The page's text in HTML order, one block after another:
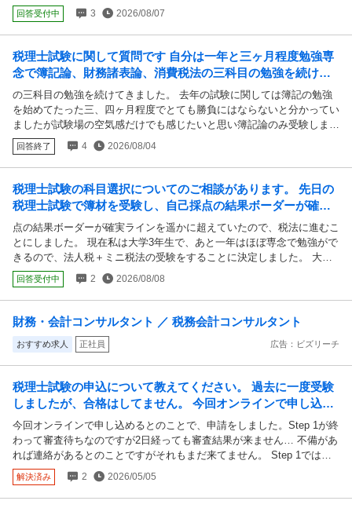
学、創発科学研究科、 院免にお詳しい方に、 教えていただきたいので
すが、 私は学部生時代は社会学部に所属しており、 税法に関する知識
は本当に皆無です。 しかし、上記の大学院の入試内容には、 税法に関
する筆記試験や口頭試問などが、 科されるそうです。 大学院に入学し
てから、 税法について学習するものと思っており、 何も対策をしてお
りません。 このような私でも合格できそうな大学院は ありますでしょ
うか。 また、税法に関する入試について、 具体的にどのような内容の
ものが出題されるのでしょうか。 参考までに、 今年の税理士試験で
は、 簿記論と財務諸表論を受験させていただき、 恐らく合格はできて
いると思います。 また、関西学院大学については、 去年までその大学
の学部生をしていたため、 色々と親しみを感じているためです。 長文
を失礼いたしました。 何卒よろしくお願いいたします。
回答受付中 3 2026/08/07
税理士試験に関して質問です 自分は一年と三ヶ月程度勉強専
念で簿記論、財務諸表論、消費税法の三科目の勉強を続けて
きました。 去年の試験に関しては簿記の勉強...
の三科目の勉強を続けてきました。 去年の試験に関しては簿記の勉強
を始めてたった三、四ヶ月程度でとても勝負にはならないと分かってい
ましたが試験場の空気感だけでも感じたいと思い簿記論のみ受験しまし
た。結果は当たり前ですが不合格です。 そして今年一年三教科の勉強
を続け、本日試験を受けましたが正直結果は芳しくないと思います。全
く手も足も出ないと言う事はなかったですが合格には足りていないなと
言うのが所感でした。 ここで二つほど質問です。 ①自分は来年までは
勉強に専念することのできる環境であるので専念しようと思いますが来
年度は科目を減らした方が良いでしょうか？自分を追い込むと言う意気
込みで昨年度は三科目の勉強をしましたが正直な話かなり大変でした。
明日からまた三科目の勉強を始めるつもりですが、昨年度の積み重ねが
あると言えど来年度も合格できなかったらメンタル的にキツイかなとも
感じています。9月から再び資格学校の講義を取る際の参考として率直
な意見をいただきたいです。 ②一年と少しの専念で受からないと言う
のはセンスが不足しているのでしょうか？特に財表に関しては一年専念
なら合格は固いようなので気になりました。 自分の敗因は理論の暗記
でアウトプットがうまくできていなかった事だと思います。所謂覚えた
つもりになってたという感じです。また簿記論の計算を優先していたの
で少し財表を甘く見ていたと言うのも反省点です。 勿論センスがない
からで諦めるつもりはないです、そこは努力や工夫で埋めていくつもり
です。こちらは個人的興味で伺いました ご自身の経験や税理士試験合
格者の方など回答のほどよろしくお願いします。
回答終了 4 2026/08/04
税理士試験の科目選択についてのご相談があります。 先日の
税理士試験で簿材を受験し、自己採点の結果ボーダーが確実
ラインを遥かに超えていたので、税法に進むことにしまし
た。
点の結果ボーダーが確実ラインを遥かに超えていたので、税法に進むこ
とにしました。 現在私は大学3年生で、あと一年はほぼ専念で勉強がで
きるので、法人税＋ミニ税法の受験をすることに決定しました。 大原
の先生にご相談したところ、ミニ税法は国税徴収法か固定資産税のどち
らかがよく、あとは好みであるとの解答をいただきました。 色々検索
してみたところ、固定資産税は満点勝負であり、運要素が強い。一方国
税徴収法は理論のみであり、受験者数も多いので運要素が少なめとおっ
しゃる方が多いように感じます。 もし皆さんが私の立場でしたら、ど
ちらの科目を選択するのかをご教授いただきたいです。よろしくお願い
回答受付中 2 2026/08/08
財務・会計コンサルタント ／ 税務会計コンサルタント
おすすめ求人 正社員 広告：ビズリーチ
税理士試験の申込について教えてください。 過去に一度受験
しましたが、合格はしてません。 今回オンラインで申し込め
るとのことで、申請をしました。Step ...
今回オンラインで申し込めるとのことで、申請をしました。Step 1が終
わって審査待ちなのですが2日経っても審査結果が来ません… 不備があ
れば連絡があるとのことですがそれもまだ来てません。 Step 1では受
験地と新規試験としての申し込みと、住所、名前、顔写真、最終学歴な
どを入力しました。 何か不備があったのでしょうか… またギリギリま
で審査が来ないと感じたら7日に紙の申し込み書類を国税庁にとりに行
解決済み 2 2026/05/05